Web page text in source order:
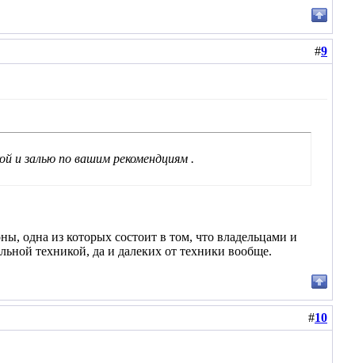
#9
и залью по вашим рекомендциям .
одна из которых состоит в том, что владельцами и
техникой, да и далеких от техники вообще.
#10